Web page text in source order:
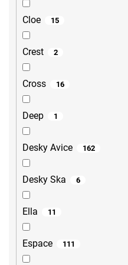
Cloe 15
Crest 2
Cross 16
Deep 1
Desky Avice 162
Desky Ska 6
Ella 11
Espace 111